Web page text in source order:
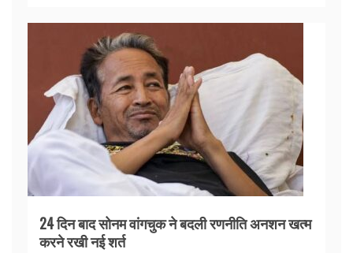
24 दिन बाद सोनम वांगचुक ने बदली रणनीति अनशन खत्म
करने रखी नई शर्त